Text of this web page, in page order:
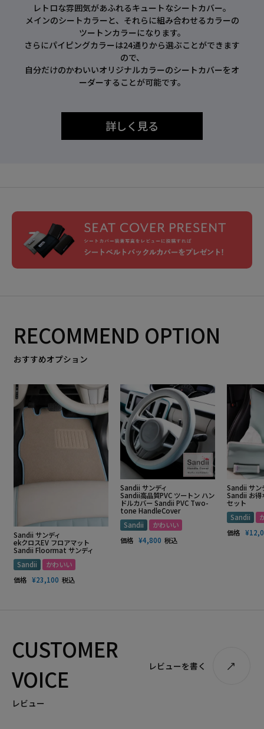
レトロな雰囲気があふれるキュートなシートカバー。
メインのシートカラーと、それらに組み合わせるカラーの
ツートンカラーになります。
さらにパイピングカラーは24通りから選ぶことができます
ので、
自分だけのかわいいオリジナルカラーのシートカバーをオ
ーダーすることが可能です。
詳しく見る
RECOMMEND OPTION
おすすめオプション
Sandii サンディ
ekクロスEV フロアマット
Sandii Floormat サンディ
Sandii
かわいい
価格 ¥23,100 税込
Sandii サンディ
Sandii高品質PVC ツートン ハン
ドルカバー Sandii PVC Two-
tone HandleCover
Sandii
かわいい
価格 ¥4,800 税込
Sandii サン
Sandii お得
セット
Sandii
価格 ¥
CUSTOMER
VOICE
レビュー
レビューを書く